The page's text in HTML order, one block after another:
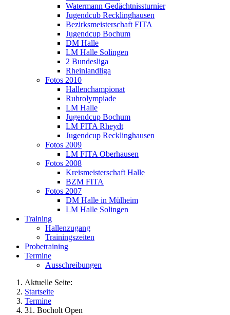
Watermann Gedächtnissturnier
Jugendcub Recklinghausen
Bezirksmeisterschaft FITA
Jugendcup Bochum
DM Halle
LM Halle Solingen
2 Bundesliga
Rheinlandliga
Fotos 2010
Hallenchampionat
Ruhrolympiade
LM Halle
Jugendcup Bochum
LM FITA Rheydt
Jugendcup Recklinghausen
Fotos 2009
LM FITA Oberhausen
Fotos 2008
Kreismeisterschaft Halle
BZM FITA
Fotos 2007
DM Halle in Mülheim
LM Halle Solingen
Training
Hallenzugang
Trainingszeiten
Probetraining
Termine
Ausschreibungen
Aktuelle Seite:
Startseite
Termine
31. Bocholt Open